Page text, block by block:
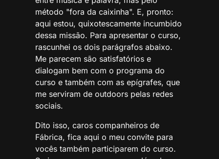
método "fora da caixinha". E, pronto:
aqui estou, quixotescamente incumbido
dessa missão. Para apresentar o curso,
rascunhei os dois parágrafos abaixo.
Me parecem são satisfatórios e
dialogam bem com o programa do
curso e também com as epígrafes, que
me serviram de outdoors pelas redes
sociais.
Dito isso, caros companheiros de
Fábrica, fica aqui o meu convite para
vocês também participarem do curso.